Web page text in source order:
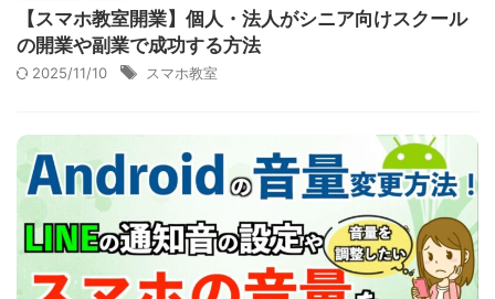
【スマホ教室開業】個人・法人がシニア向けスクール
の開業や副業で成功する方法
2025/11/10 スマホ教室